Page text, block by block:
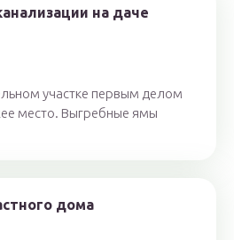
участке первым делом
место. Выгребные ямы